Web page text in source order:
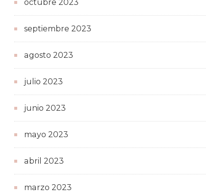
octubre 2023
septiembre 2023
agosto 2023
julio 2023
junio 2023
mayo 2023
abril 2023
marzo 2023